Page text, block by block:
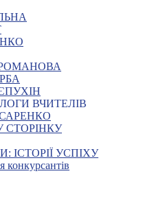
ВЧИТЕЛІВ
СТОРІНКУ
ІСТОРІЇ УСПІХУ
конкурсантів